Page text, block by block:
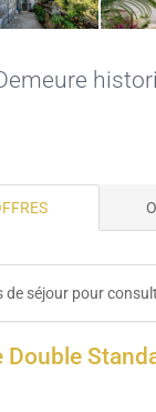
de séjour pour
Double